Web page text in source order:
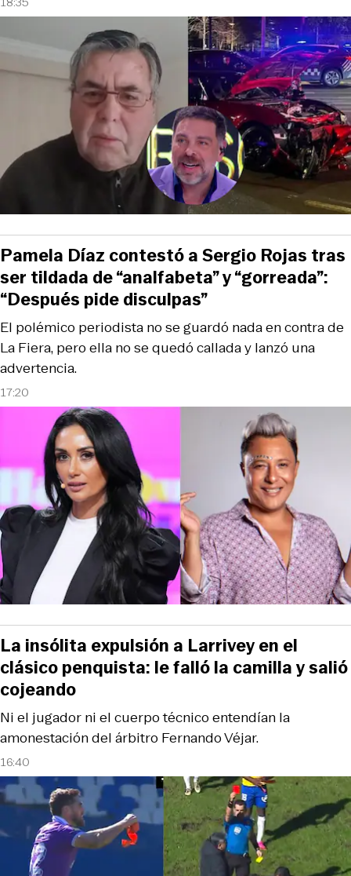
17:20
El polémico periodista no se guardó nada en contra de
La Fiera, pero ella no se quedó callada y lanzó una
advertencia.
Pamela Díaz contestó a Sergio Rojas tras
ser tildada de “analfabeta” y “gorreada”:
“Después pide disculpas”
16:40
Ni el jugador ni el cuerpo técnico entendían la
amonestación del árbitro Fernando Véjar.
La insólita expulsión a Larrivey en el
clásico penquista: le falló la camilla y salió
cojeando